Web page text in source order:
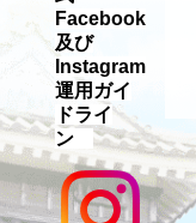
Facebook
及び
Instagram
運用ガイ
ドライ
ン